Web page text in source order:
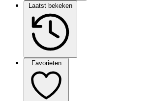
Laatst bekeken
Favorieten